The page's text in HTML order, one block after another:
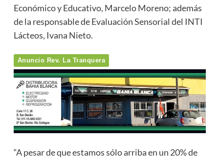
Económico y Educativo, Marcelo Moreno; además
de la responsable de Evaluación Sensorial del INTI
Lácteos, Ivana Nieto.
Anuncio Rev. La Tranquera
“A pesar de que estamos sólo arriba en un 20% de